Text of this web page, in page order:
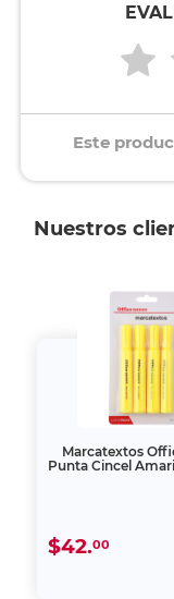
Este
Nuestros
Marcatextos
Punta Cincel
$42.00